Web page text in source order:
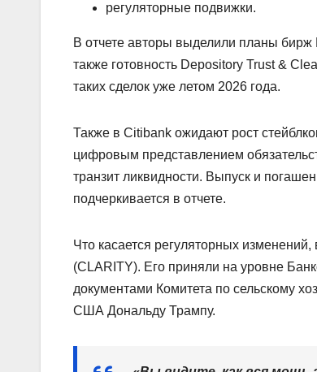
регуляторные подвижки.
В отчете авторы выделили планы бирж
также готовность Depository Trust &
таких сделок уже летом 2026 года.
Также в Citibank ожидают рост
цифровым представлением
транзит ликвидности. Выпуск и
подчеркивается в отчете.
Что касается регуляторных
(CLARITY). Его приняли на уровне
документами Комитета по сельскому
США Дональду Трампу.